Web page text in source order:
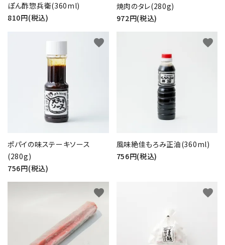
ぽん酢惣兵衛(360ml)
810円(税込)
焼肉のタレ(280g)
972円(税込)
ポパイの味ステーキソース
(280g)
756円(税込)
favorite
風味絶佳もろみ正油(360ml)
756円(税込)
favorite
favorite favorite